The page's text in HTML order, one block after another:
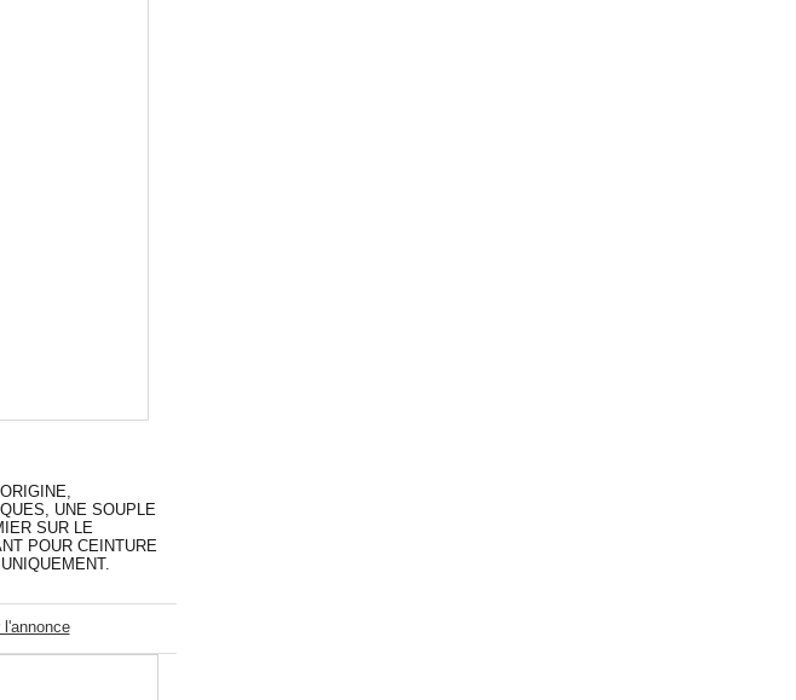
UNE SOUPLE
SUR LE
POUR CEINTURE
l'annonce